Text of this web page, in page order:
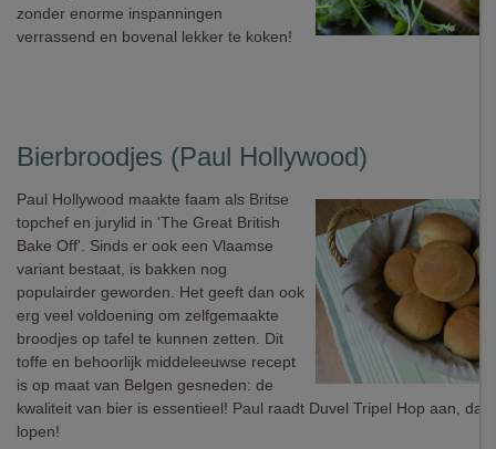
zonder enorme inspanningen
verrassend en bovenal lekker te koken!
Bierbroodjes (Paul Hollywood)
Paul Hollywood maakte faam als Britse
topchef en jurylid in 'The Great British
Bake Off'. Sinds er ook een Vlaamse
variant bestaat, is bakken nog
populairder geworden. Het geeft dan ook
erg veel voldoening om zelfgemaakte
broodjes op tafel te kunnen zetten. Dit
toffe en behoorlijk middeleeuwse recept
is op maat van Belgen gesneden: de
kwaliteit van bier is essentieel! Paul raadt Duvel Tripel Hop aan, dat
lopen!